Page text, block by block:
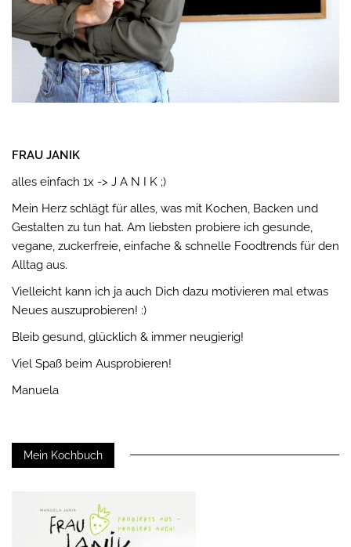
FRAU JANIK
alles einfach 1x -> J A N I K ;)
Mein Herz schlägt für alles, was mit Kochen, Backen und
Gestalten zu tun hat. Am liebsten probiere ich gesunde,
vegane, zuckerfreie, einfache & schnelle Foodtrends für den
Alltag aus.
Vielleicht kann ich ja auch Dich dazu motivieren mal etwas
Neues auszuprobieren! :)
Bleib gesund, glücklich & immer neugierig!
Viel Spaß beim Ausprobieren!
Manuela
Mein Kochbuch